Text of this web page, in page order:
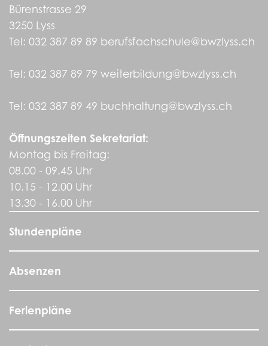
Bürenstrasse 29
3250 Lyss
Tel: 032 387 89 89 berufsfachschule@bwzlyss.ch
Tel: 032 387 89 79 weiterbildung@bwzlyss.ch
Tel: 032 387 89 49 buchhaltung@bwzlyss.ch
Öffnungszeiten Sekretariat:
Montag bis Freitag:
08.00 - 09.45 Uhr
10.15 - 12.00 Uhr
13.30 - 16.00 Uhr
Stundenpläne
Absenzen
Ferienpläne